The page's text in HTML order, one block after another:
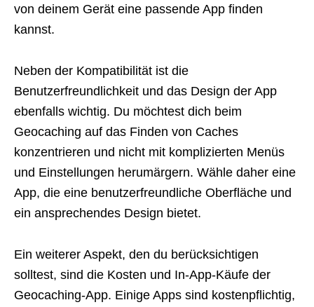
von deinem Gerät eine passende App finden
kannst.
Neben der Kompatibilität ist die
Benutzerfreundlichkeit und das Design der App
ebenfalls wichtig. Du möchtest dich beim
Geocaching auf das Finden von Caches
konzentrieren und nicht mit komplizierten Menüs
und Einstellungen herumärgern. Wähle daher eine
App, die eine benutzerfreundliche Oberfläche und
ein ansprechendes Design bietet.
Ein weiterer Aspekt, den du berücksichtigen
solltest, sind die Kosten und In-App-Käufe der
Geocaching-App. Einige Apps sind kostenpflichtig,